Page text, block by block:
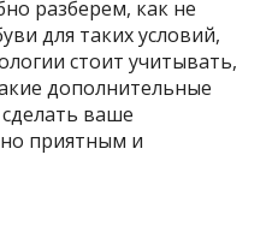
разберем, как не
для таких условий,
стоит учитывать,
дополнительные
ваше
приятным и